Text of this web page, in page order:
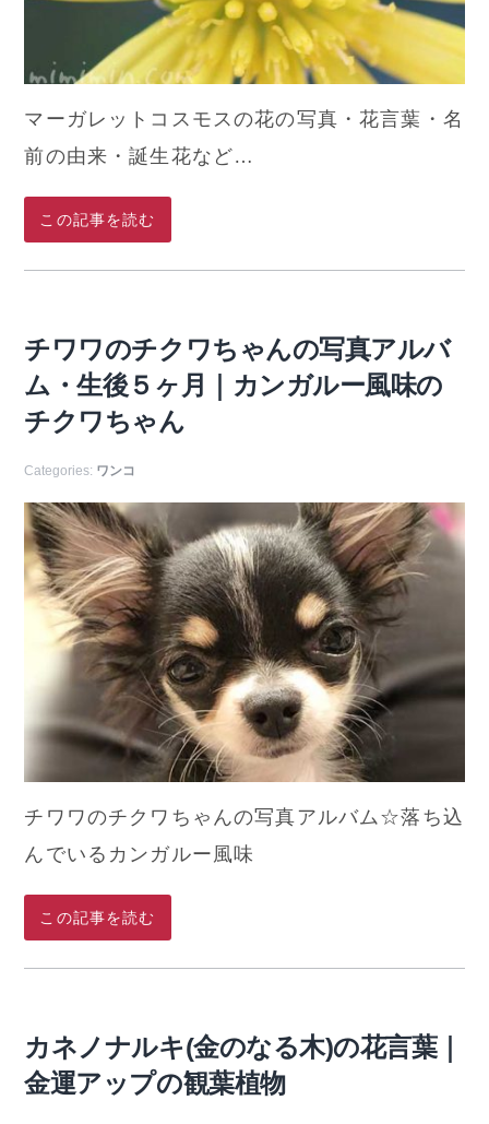
マーガレットコスモスの花の写真・花言葉・名
前の由来・誕生花など…
この記事を読む
チワワのチクワちゃんの写真アルバ
ム・生後５ヶ月｜カンガルー風味の
チクワちゃん
Categories: ワンコ
チワワのチクワちゃんの写真アルバム☆落ち込
んでいるカンガルー風味
この記事を読む
カネノナルキ(金のなる木)の花言葉｜
金運アップの観葉植物